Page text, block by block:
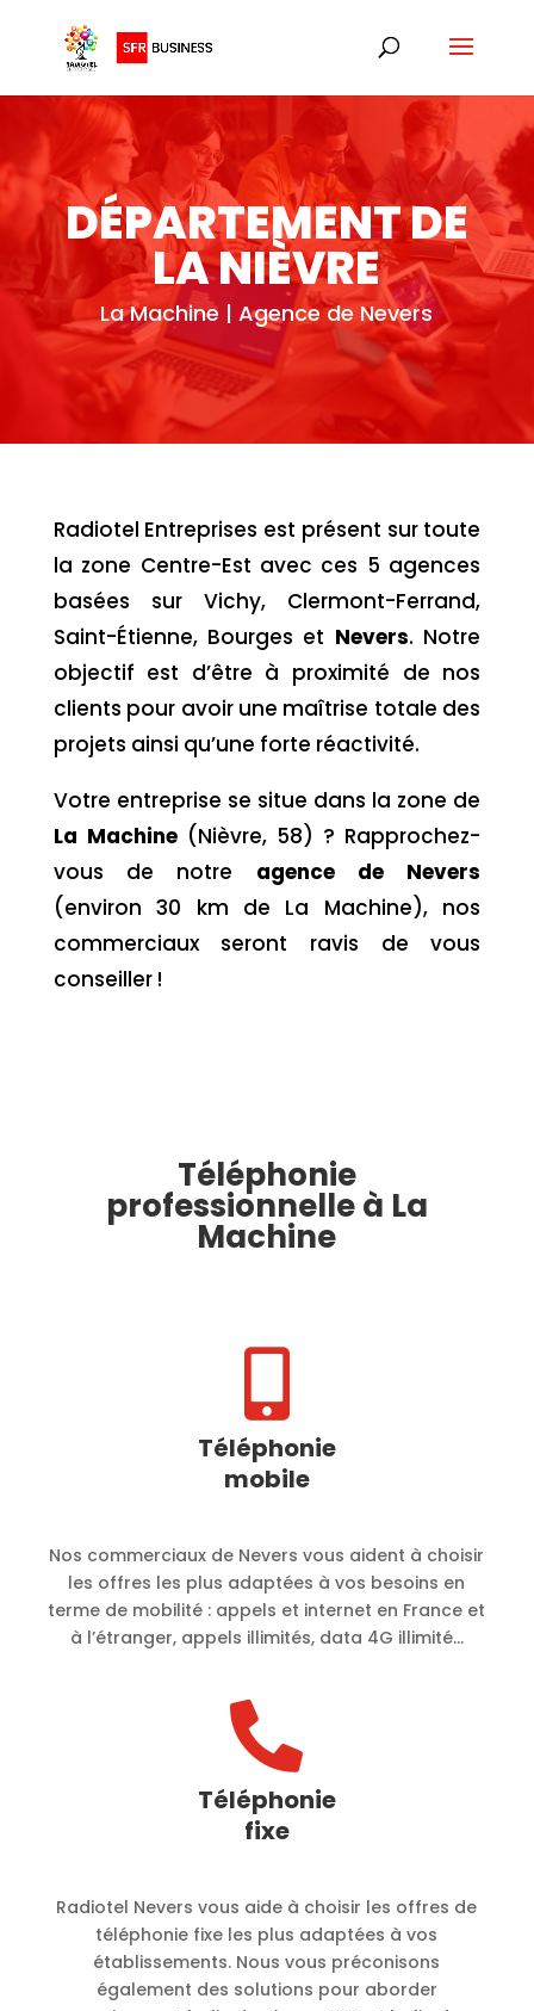
DÉPARTEMENT DE
LA NIÈVRE
La Machine | Agence de Nevers
Radiotel Entreprises est présent sur toute
la zone Centre-Est avec ces 5 agences
basées sur Vichy, Clermont-Ferrand,
Saint-Étienne, Bourges et Nevers. Notre
objectif est d’être à proximité de nos
clients pour avoir une maîtrise totale des
projets ainsi qu’une forte réactivité.
Votre entreprise se situe dans la zone de
La Machine (Nièvre, 58) ? Rapprochez-
vous de notre agence de Nevers
(environ 30 km de La Machine), nos
commerciaux seront ravis de vous
conseiller !
Téléphonie
professionnelle à La
Machine

Téléphonie
mobile
Nos commerciaux de Nevers vous aident à choisir
les offres les plus adaptées à vos besoins en
terme de mobilité : appels et internet en France et
à l’étranger, appels illimités, data 4G illimité…

Téléphonie
fixe
Radiotel Nevers vous aide à choisir les offres de
téléphonie fixe les plus adaptées à vos
établissements. Nous vous préconisons
également des solutions pour aborder